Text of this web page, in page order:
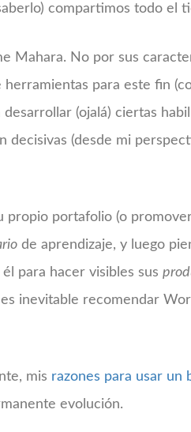
compartimos todo el
Mahara. No por sus
para este fin
(ojalá) ciertas
decisivas (desde mi
propio portafolio (o
de aprendizaje, y luego
para hacer visibles sus
inevitable recomendar
mis razones para usar un
evolución.